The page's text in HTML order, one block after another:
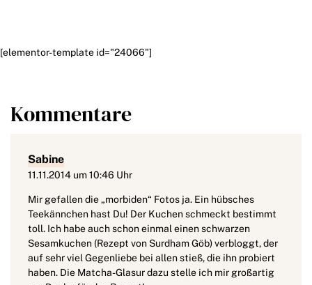
[elementor-template id="24066"]
Kommentare
Sabine
11.11.2014 um 10:46 Uhr
Mir gefallen die „morbiden“ Fotos ja. Ein hübsches
Teekännchen hast Du! Der Kuchen schmeckt bestimmt
toll. Ich habe auch schon einmal einen schwarzen
Sesamkuchen (Rezept von Surdham Göb) verbloggt, der
auf sehr viel Gegenliebe bei allen stieß, die ihn probiert
haben. Die Matcha-Glasur dazu stelle ich mir großartig